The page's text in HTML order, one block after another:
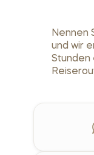
Nennen
und wir
Stunden